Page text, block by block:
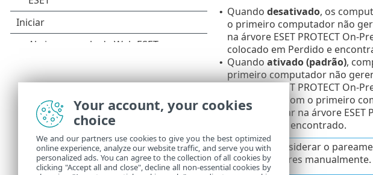
• Quando desativado, os
o primeiro computador não
na árvore ESET PROTECT
colocado em Perdido e
• Quando ativado (padrão),
primeiro computador não
na árvore ESET PROTECT
ser pareado com o primeiro
qualquer lugar na árvore ESET
em Perdido e encontrado.
Se você considerar o
computadores manualmente.
Your account, your cookies
choice
We and our partners use cookies to give you the best optimized
online experience, analyze our website traffic, and serve you with
personalized ads. You can agree to the collection of all cookies by
clicking "Accept all and close", decline all non-essential cookies by